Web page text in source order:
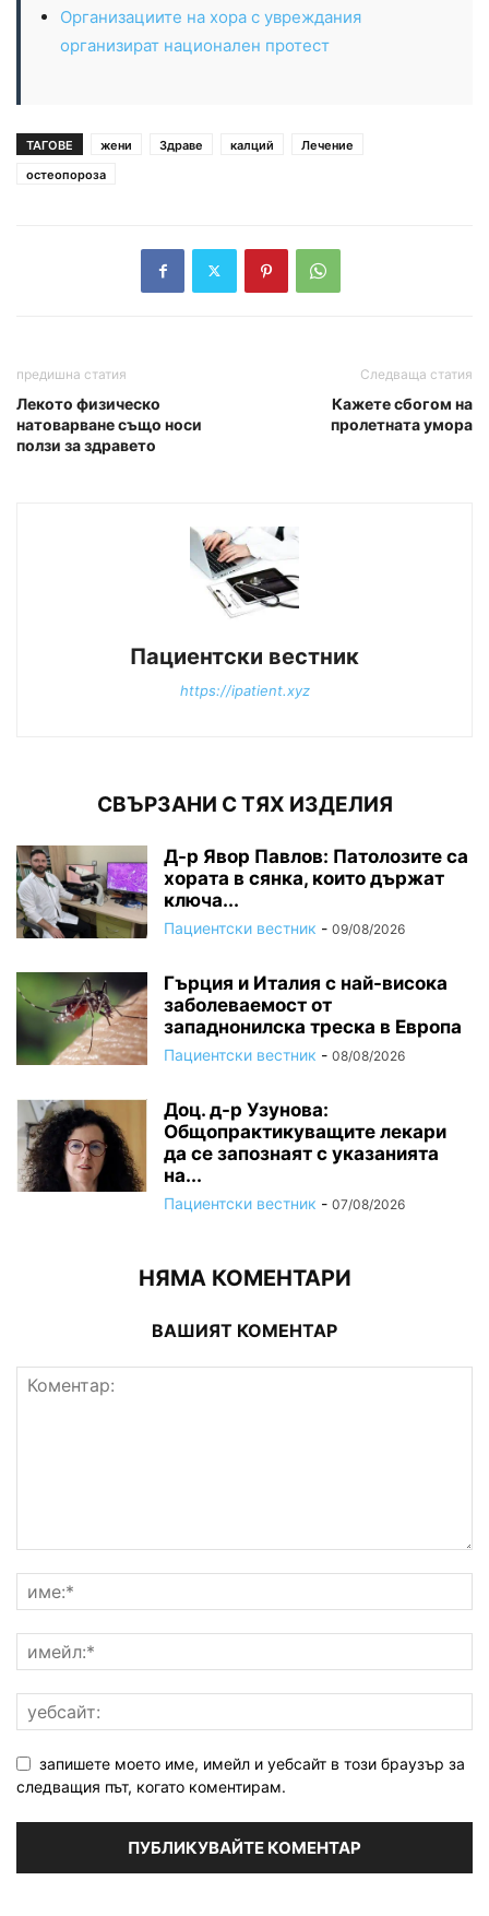
Организациите на хора с увреждания
организират национален протест
ТАГОВЕ жени Здраве калций
Лечение
остеопороза
предишна статия
Лекото физическо
натоварване също носи
ползи за здравето
Следваща статия
Кажете сбогом на
пролетната умора
Пациентски вестник
https://ipatient.xyz
СВЪРЗАНИ С ТЯХ ИЗДЕЛИЯ
Д-р Явор Павлов: Патолозите са
хората в сянка, които държат
ключа...
Пациентски вестник - 09/08/2026
Гърция и Италия с най-висока
заболеваемост от
западнонилска треска в Европа
Пациентски вестник - 08/08/2026
Доц. д-р Узунова:
Общопрактикуващите лекари
да се запознаят с указанията
на...
Пациентски вестник - 07/08/2026
НЯМА КОМЕНТАРИ
ВАШИЯТ КОМЕНТАР
запишете моето име, имейл и уебсайт в този браузър за
следващия път, когато коментирам.